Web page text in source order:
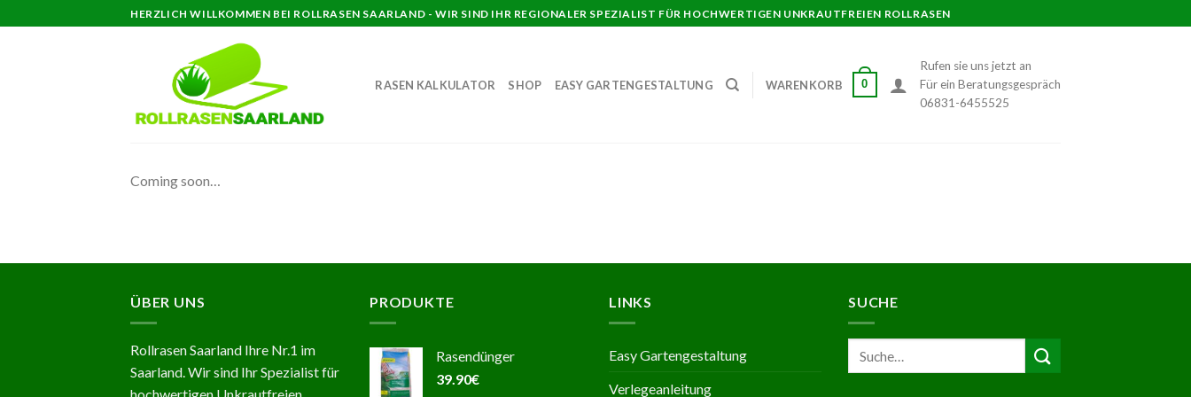
to
HERZLICH WILLKOMMEN BEI ROLLRASEN SAARLAND - WIR SIND IHR REGIONALER SPEZIALIST FÜR HOCHWERTIGEN UNKRAUTFREIEN ROLLRASEN
RASEN KALKULATOR SHOP EASY GARTENGESTALTUNG WARENKORB 0
Rufen sie uns jetzt an
Für ein Beratungsgespräch
06831-6455525
Coming soon…
ÜBER UNS
Rollrasen Saarland Ihre Nr.1 im
Saarland. Wir sind Ihr Spezialist für
PRODUKTE
Rasendünger
39.90€
LINKS
Easy Gartengestaltung
Verlegeanleitung
SUCHE